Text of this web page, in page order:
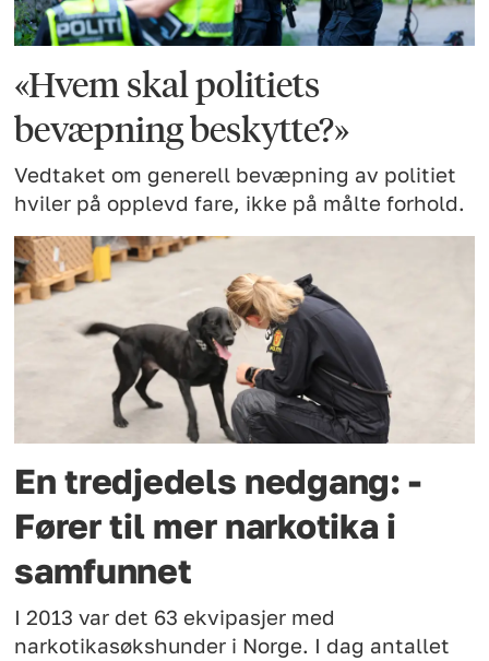
«Hvem skal politiets
bevæpning beskytte?»
Vedtaket om generell bevæpning av politiet
hviler på opplevd fare, ikke på målte forhold.
En tredjedels nedgang: -
Fører til mer narkotika i
samfunnet
I 2013 var det 63 ekvipasjer med
narkotikasøkshunder i Norge. I dag antallet